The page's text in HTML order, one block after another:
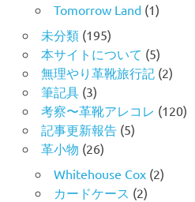
Tomorrow Land(1)
未分類(195)
本サイトについて (5)
無理やり革靴旅行記 (2)
筆記具(3)
考察〜革靴アレコレ (120)
記事更新報告(5)
革小物 (26)
Whitehouse Cox(2)
カードケース (2)